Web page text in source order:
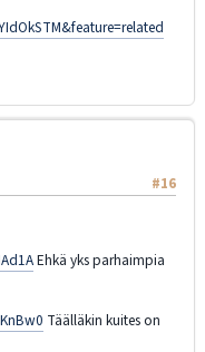
#16
Ehkä yks parhaimpia
Täälläkin kuites on